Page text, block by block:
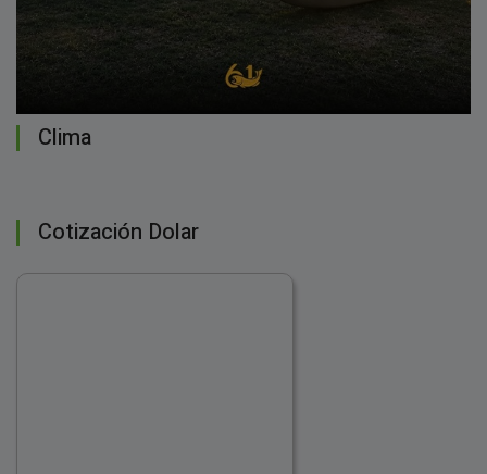
Clima
Cotización Dolar